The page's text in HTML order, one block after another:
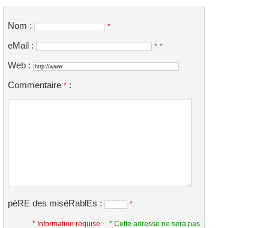
Nom : *
eMail : * *
Web :
Commentaire * :
pèRE des miséRablEs : *
* Information requise.
* Cette adresse ne sera pas